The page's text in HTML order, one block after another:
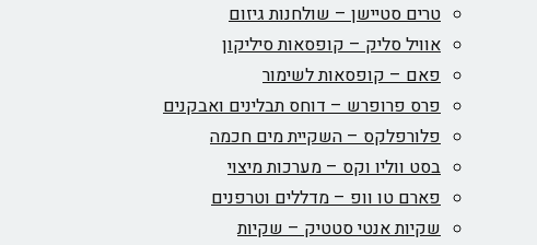
טרים סטיישן – שולחנות גיזום
אוויל סליק – קופסאות סיליקון
פאם – קופסאות לשימור
פרס פרופרש – דוחס תבלינים ואבקנים
פלורפלקס – השקיית מים חכמה
בסט ווליו וקס – מערכות מיצוי
פארם טו וופ – מדללים וטרפנים
שקיות אנטי סטטיק – שקיות